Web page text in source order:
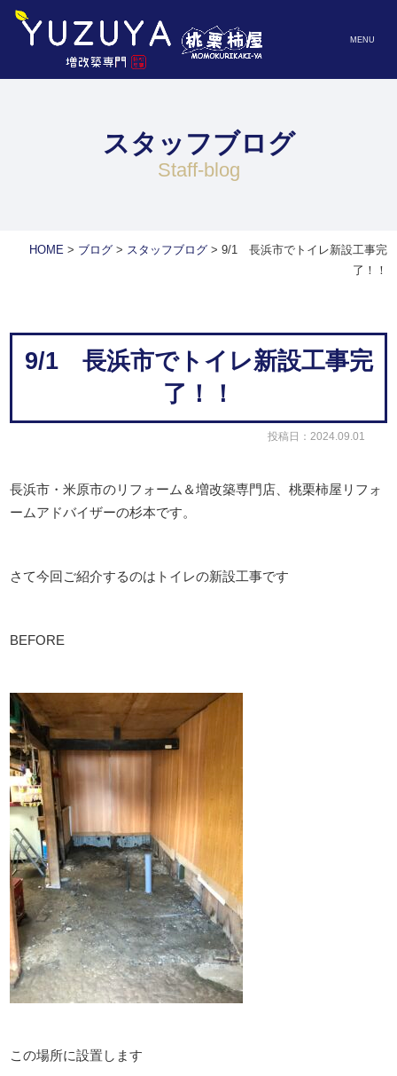
MENU
スタッフブログ
staff-blog
HOME> ブログ> スタッフブログ> 9/1 長浜市でトイレ新設工事完
了！！
9/1 長浜市でトイレ新設工事完
了！！
投稿日：2024.09.01
長浜市・米原市のリフォーム＆増改築専門店、桃栗柿屋リフォ
ームアドバイザーの杉本です。
さて今回ご紹介するのはトイレの新設工事です
BEFORE
この場所に設置します